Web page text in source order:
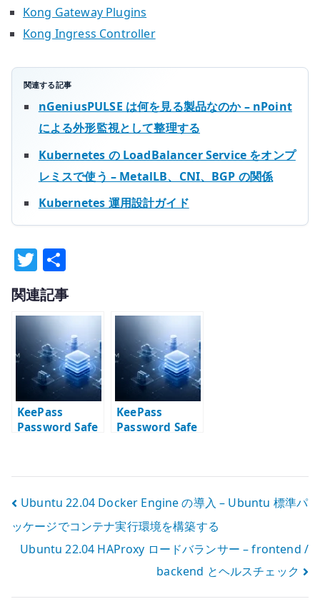
Kong Gateway Plugins
Kong Ingress Controller
関連する記事
nGeniusPULSE は何を見る製品なのか – nPoint
による外形監視として整理する
Kubernetes の LoadBalancer Service をオンプ
レミスで使う – MetalLB、CNI、BGP の関係
Kubernetes 運用設計ガイド
T
w
it
te
r
有
関連記事
KeePass
Password Safe
KeePass
Password Safe
投
稿
ナ
ビ
Ubuntu 22.04 Docker Engine の導入 – Ubuntu 標準パ
ッケージでコンテナ実行環境を構築する
Ubuntu 22.04 HAProxy ロードバランサー – frontend /
backend とヘルスチェック